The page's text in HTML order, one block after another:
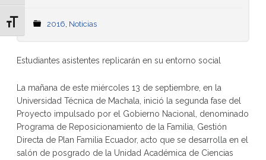
Alternar tamaño de letra
2016 Noticias
Estudiantes asistentes replicarán en su entorno social
La mañana de este miércoles 13 de septiembre, en la
Universidad Técnica de Machala, inició la segunda fase del
Proyecto impulsado por el Gobierno Nacional, denominado
Programa de Reposicionamiento de la Familia, Gestión
Directa de Plan Familia Ecuador, acto que se desarrolla en el
salón de posgrado de la Unidad Académica de Ciencias